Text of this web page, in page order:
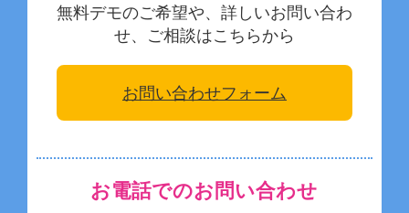
無料デモのご希望や、詳しいお問い合わ
せ、ご相談はこちらから
お問い合わせフォーム
お電話でのお問い合わせ